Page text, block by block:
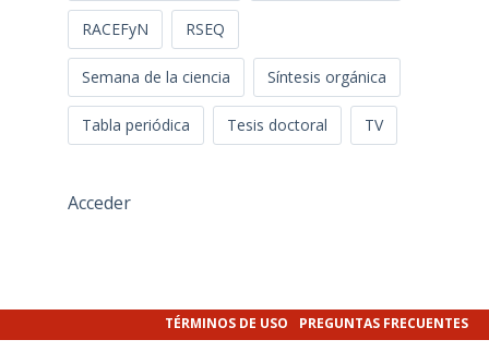
RACEFyN RSEQ
Semana de la ciencia Síntesis orgánica
Tabla periódica Tesis doctoral TV
Acceder
TÉRMINOS DE USO PREGUNTAS FRECUENTES